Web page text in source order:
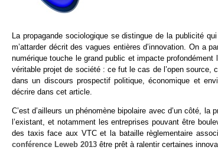
La propagande sociologique se distingue de la publicité
m’attarder décrit des vagues entières d’innovation. On a
numérique touche le grand public et impacte
véritable projet de société : ce fut le cas de l’open source,
dans un discours prospectif politique, économique et
décrire dans cet article.
C’est d’ailleurs un phénomène bipolaire avec d’un côté,
l’existant, et notamment les entreprises pouvant être
des taxis face aux VTC et la bataille règlementaire
conférence Leweb 2013 être prêt à ralentir certaines